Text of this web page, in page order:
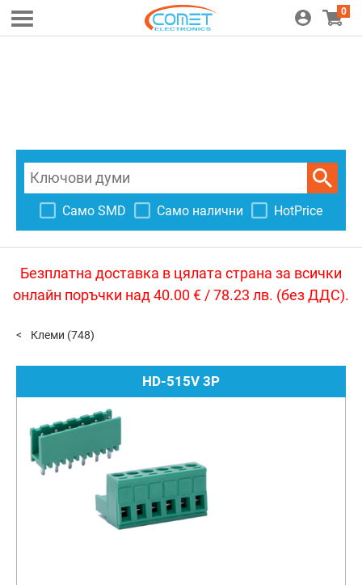
0
Само SMD Само налични HotPrice
Безплатна доставка в цялата страна за всички
онлайн поръчки над 40.00 € / 78.23 лв. (без ДДС).
Клеми (748)
HD-515V 3P